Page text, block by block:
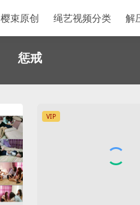
樱束原创 绳艺视频分类 解
惩戒
VIP